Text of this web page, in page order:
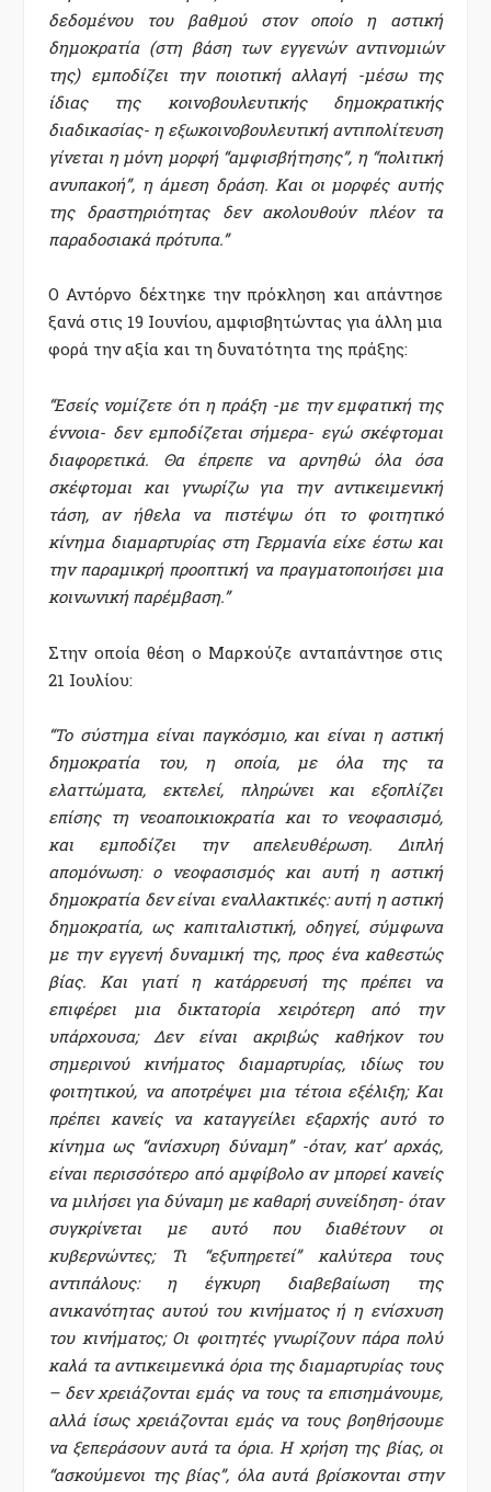
δεδομένου του βαθμού στον οποίο η αστική
δημοκρατία (στη βάση των εγγενών αντινομιών
της) εμποδίζει την ποιοτική αλλαγή -μέσω της
ίδιας της κοινοβουλευτικής δημοκρατικής
διαδικασίας- η εξωκοινοβουλευτική αντιπολίτευση
γίνεται η μόνη μορφή “αμφισβήτησης”, η “πολιτική
ανυπακοή”, η άμεση δράση. Και οι μορφές αυτής
της δραστηριότητας δεν ακολουθούν πλέον τα
παραδοσιακά πρότυπα.”
Ο Αντόρνο δέχτηκε την πρόκληση και απάντησε
ξανά στις 19 Ιουνίου, αμφισβητώντας για άλλη μια
φορά την αξία και τη δυνατότητα της πράξης:
“Εσείς νομίζετε ότι η πράξη -με την εμφατική της
έννοια- δεν εμποδίζεται σήμερα- εγώ σκέφτομαι
διαφορετικά. Θα έπρεπε να αρνηθώ όλα όσα
σκέφτομαι και γνωρίζω για την αντικειμενική
τάση, αν ήθελα να πιστέψω ότι το φοιτητικό
κίνημα διαμαρτυρίας στη Γερμανία είχε έστω και
την παραμικρή προοπτική να πραγματοποιήσει μια
κοινωνική παρέμβαση.”
Στην οποία θέση ο Μαρκούζε ανταπάντησε στις
21 Ιουλίου:
“Το σύστημα είναι παγκόσμιο, και είναι η αστική
δημοκρατία του, η οποία, με όλα της τα
ελαττώματα, εκτελεί, πληρώνει και εξοπλίζει
επίσης τη νεοαποικιοκρατία και το νεοφασισμό,
και εμποδίζει την απελευθέρωση. Διπλή
απομόνωση: ο νεοφασισμός και αυτή η αστική
δημοκρατία δεν είναι εναλλακτικές: αυτή η αστική
δημοκρατία, ως καπιταλιστική, οδηγεί, σύμφωνα
με την εγγενή δυναμική της, προς ένα καθεστώς
βίας. Και γιατί η κατάρρευσή της πρέπει να
επιφέρει μια δικτατορία χειρότερη από την
υπάρχουσα; Δεν είναι ακριβώς καθήκον του
σημερινού κινήματος διαμαρτυρίας, ιδίως του
φοιτητικού, να αποτρέψει μια τέτοια εξέλιξη; Και
πρέπει κανείς να καταγγείλει εξαρχής αυτό το
κίνημα ως “ανίσχυρη δύναμη” -όταν, κατ’ αρχάς,
είναι περισσότερο από αμφίβολο αν μπορεί κανείς
να μιλήσει για δύναμη με καθαρή συνείδηση- όταν
συγκρίνεται με αυτό που διαθέτουν οι
κυβερνώντες; Τι “εξυπηρετεί” καλύτερα τους
αντιπάλους: η έγκυρη διαβεβαίωση της
ανικανότητας αυτού του κινήματος ή η ενίσχυση
του κινήματος; Οι φοιτητές γνωρίζουν πάρα πολύ
καλά τα αντικειμενικά όρια της διαμαρτυρίας τους
– δεν χρειάζονται εμάς να τους τα επισημάνουμε,
αλλά ίσως χρειάζονται εμάς να τους βοηθήσουμε
να ξεπεράσουν αυτά τα όρια. Η χρήση της βίας, οι
“ασκούμενοι της βίας”, όλα αυτά βρίσκονται στην